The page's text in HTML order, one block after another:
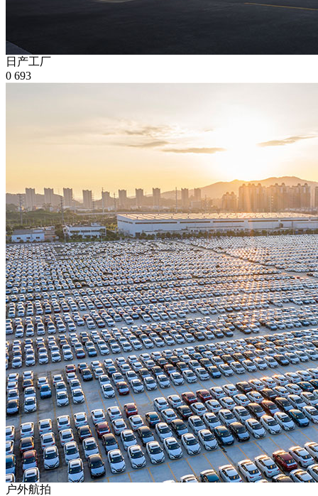
日产工厂
0 693
户外航拍